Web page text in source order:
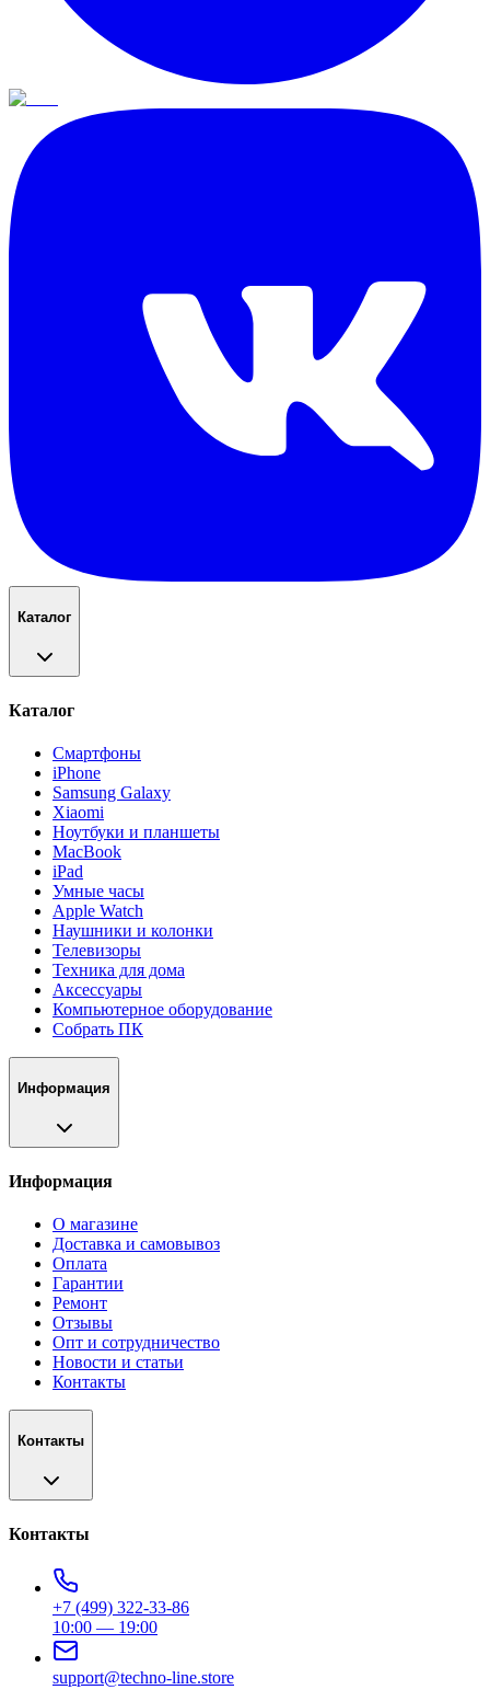
Каталог
Каталог
Смартфоны
iPhone
Samsung Galaxy
Xiaomi
Ноутбуки и планшеты
MacBook
iPad
Умные часы
Apple Watch
Наушники и колонки
Телевизоры
Техника для дома
Аксессуары
Компьютерное оборудование
Собрать ПК
Информация
Информация
О магазине
Доставка и самовывоз
Оплата
Гарантии
Ремонт
Отзывы
Опт и сотрудничество
Новости и статьи
Контакты
Контакты
Контакты
+7 (499) 322-33-86
10:00 — 19:00
support@techno-line.store